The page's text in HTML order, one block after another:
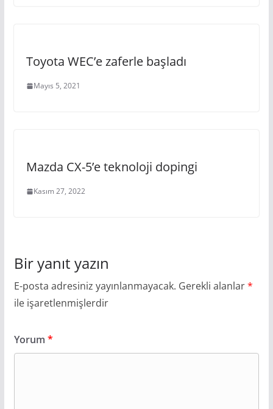
Toyota WEC’e zaferle başladı
Mayıs 5, 2021
Mazda CX-5’e teknoloji dopingi
Kasım 27, 2022
Bir yanıt yazın
E-posta adresiniz yayınlanmayacak. Gerekli alanlar*
ile işaretlenmişlerdir
Yorum *